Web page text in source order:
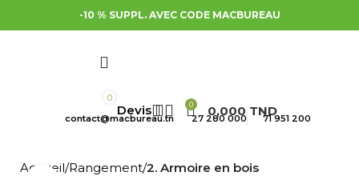
-10 % SUPPL. AVEC CODE MACBUREAU
0
0 0,000TND
contact@macbureau.tn 27 280 000 71 951 200
Accueil Rangement 2. Armoire en bois